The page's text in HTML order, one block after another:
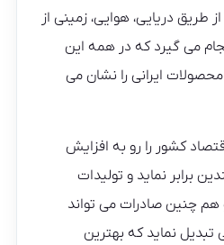
طریق دریایی، هوایی، زمینی از
می گیرد که در همه این
ایرانی را نشان می
کشور را رو به افزایش
برابر نماید و تولیدات
هم چنین صادرات می تواند
تبدیل نماید که بهترین